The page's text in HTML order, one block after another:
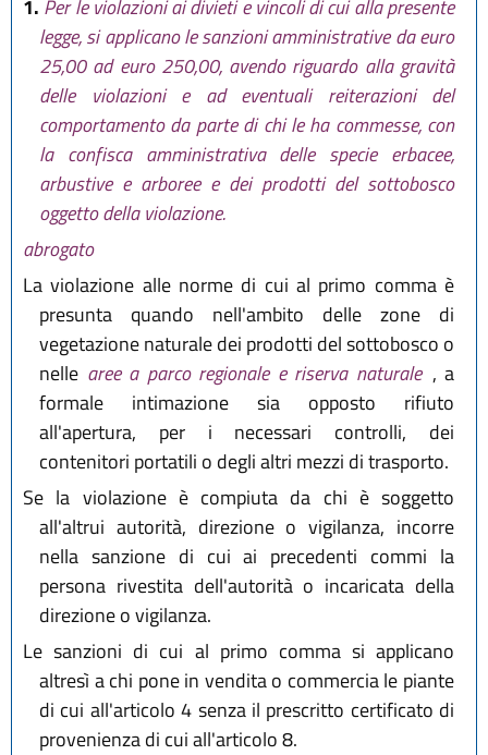
seguito sostituito comma 1 da
art. 62 L.R. 17 febbraio 2005 n. 6)
1. Per le violazioni ai divieti e vincoli di cui alla presente
legge, si applicano le sanzioni amministrative da euro
25,00 ad euro 250,00, avendo riguardo alla gravità
delle violazioni e ad eventuali reiterazioni del
comportamento da parte di chi le ha commesse, con
la confisca amministrativa delle specie erbacee,
arbustive e arboree e dei prodotti del sottobosco
oggetto della violazione.
abrogato
La violazione alle norme di cui al primo comma è
presunta quando nell'ambito delle zone di
vegetazione naturale dei prodotti del sottobosco o
nelle aree a parco regionale e riserva naturale , a
formale intimazione sia opposto rifiuto
all'apertura, per i necessari controlli, dei
contenitori portatili o degli altri mezzi di trasporto.
Se la violazione è compiuta da chi è soggetto
all'altrui autorità, direzione o vigilanza, incorre
nella sanzione di cui ai precedenti commi la
persona rivestita dell'autorità o incaricata della
direzione o vigilanza.
Le sanzioni di cui al primo comma si applicano
altresì a chi pone in vendita o commercia le piante
di cui all'articolo 4 senza il prescritto certificato di
provenienza di cui all'articolo 8.